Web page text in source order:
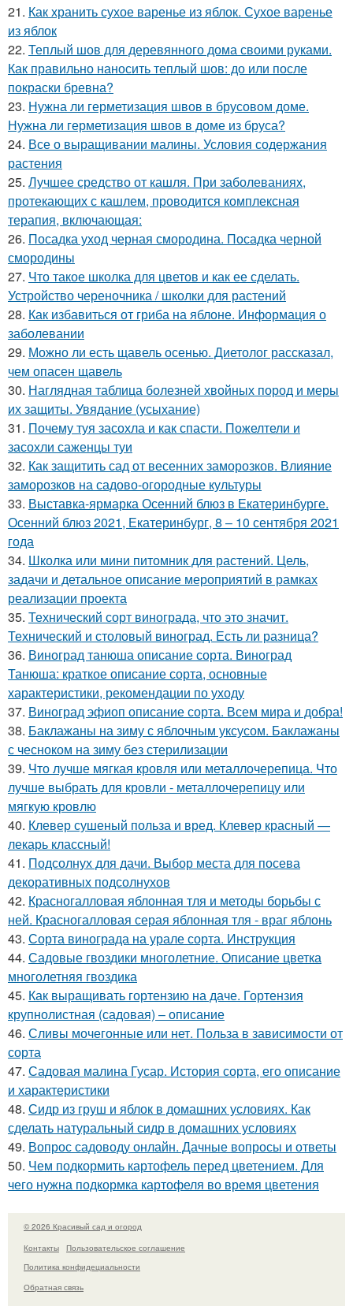
21. Как хранить сухое варенье из яблок. Сухое варенье
из яблок
22. Теплый шов для деревянного дома своими руками.
Как правильно наносить теплый шов: до или после
покраски бревна?
23. Нужна ли герметизация швов в брусовом доме.
Нужна ли герметизация швов в доме из бруса?
24. Все о выращивании малины. Условия содержания
растения
25. Лучшее средство от кашля. При заболеваниях,
протекающих с кашлем, проводится комплексная
терапия, включающая:
26. Посадка уход черная смородина. Посадка черной
смородины
27. Что такое школка для цветов и как ее сделать.
Устройство череночника / школки для растений
28. Как избавиться от гриба на яблоне. Информация о
заболевании
29. Можно ли есть щавель осенью. Диетолог рассказал,
чем опасен щавель
30. Наглядная таблица болезней хвойных пород и меры
их защиты. Увядание (усыхание)
31. Почему туя засохла и как спасти. Пожелтели и
засохли саженцы туи
32. Как защитить сад от весенних заморозков. Влияние
заморозков на садово-огородные культуры
33. Выставка-ярмарка Осенний блюз в Екатеринбурге.
Осенний блюз 2021, Екатеринбург, 8 – 10 сентября 2021
года
34. Школка или мини питомник для растений. Цель,
задачи и детальное описание мероприятий в рамках
реализации проекта
35. Технический сорт винограда, что это значит.
Технический и столовый виноград. Есть ли разница?
36. Виноград танюша описание сорта. Виноград
Танюша: краткое описание сорта, основные
характеристики, рекомендации по уходу
37. Виноград эфиоп описание сорта. Всем мира и добра!
38. Баклажаны на зиму с яблочным уксусом. Баклажаны
с чесноком на зиму без стерилизации
39. Что лучше мягкая кровля или металлочерепица. Что
лучше выбрать для кровли - металлочерепицу или
мягкую кровлю
40. Клевер сушеный польза и вред. Клевер красный —
лекарь классный!
41. Подсолнух для дачи. Выбор места для посева
декоративных подсолнухов
42. Красногалловая яблонная тля и методы борьбы с
ней. Красногалловая серая яблонная тля - враг яблонь
43. Сорта винограда на урале сорта. Инструкция
44. Садовые гвоздики многолетние. Описание цветка
многолетняя гвоздика
45. Как выращивать гортензию на даче. Гортензия
крупнолистная (садовая) – описание
46. Сливы мочегонные или нет. Польза в зависимости от
сорта
47. Садовая малина Гусар. История сорта, его описание
и характеристики
48. Сидр из груш и яблок в домашних условиях. Как
сделать натуральный сидр в домашних условиях
49. Вопрос садоводу онлайн. Дачные вопросы и ответы
50. Чем подкормить картофель перед цветением. Для
чего нужна подкормка картофеля во время цветения
© 2026 Красивый сад и огород
Контакты
Пользовательское соглашение
Политика конфидециальности
Обратная связь